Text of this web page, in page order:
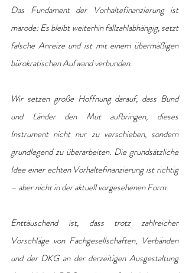
Das Fundament der Vorhaltefinanzierung ist
marode: Es bleibt weiterhin fallzahlabhängig, setzt
falsche Anreize und ist mit einem übermäßigen
bürokratischen Aufwand verbunden.
Wir setzen große Hoffnung darauf, dass Bund
und Länder den Mut aufbringen, dieses
Instrument nicht nur zu verschieben, sondern
grundlegend zu überarbeiten. Die grundsätzliche
Idee einer echten Vorhaltefinanzierung ist richtig
– aber nicht in der aktuell vorgesehenen Form.
Enttäuschend ist, dass trotz zahlreicher
Vorschläge von Fachgesellschaften, Verbänden
und der DKG an der derzeitigen Ausgestaltung